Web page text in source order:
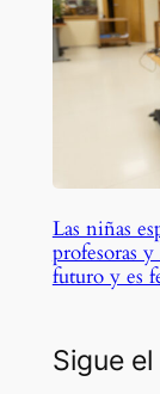
Las niñas
profesoras
futuro y es
Sigue